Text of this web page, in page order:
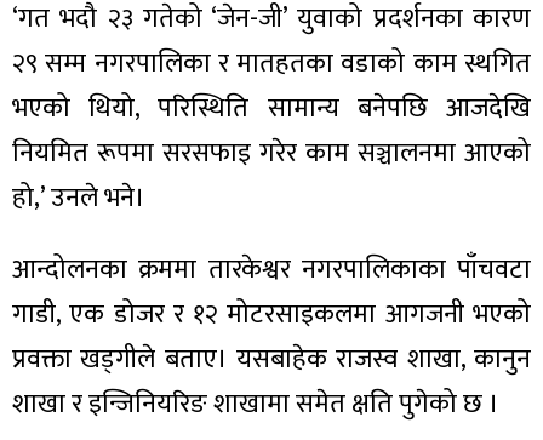
‘गत भदौ २३ गतेको ‘जेन-जी’ युवाको प्रदर्शनका कारण
२९ सम्म नगरपालिका र मातहतका वडाको काम स्थगित
भएको थियो, परिस्थिति सामान्य बनेपछि आजदेखि
नियमित रूपमा सरसफाइ गरेर काम सञ्चालनमा आएको
हो,’ उनले भने।
आन्दोलनका क्रममा तारकेश्वर नगरपालिकाका पाँचवटा
गाडी, एक डोजर र १२ मोटरसाइकलमा आगजनी भएको
प्रवक्ता खड्गीले बताए। यसबाहेक राजस्व शाखा, कानुन
शाखा र इन्जिनियरिङ शाखामा समेत क्षति पुगेको छ ।